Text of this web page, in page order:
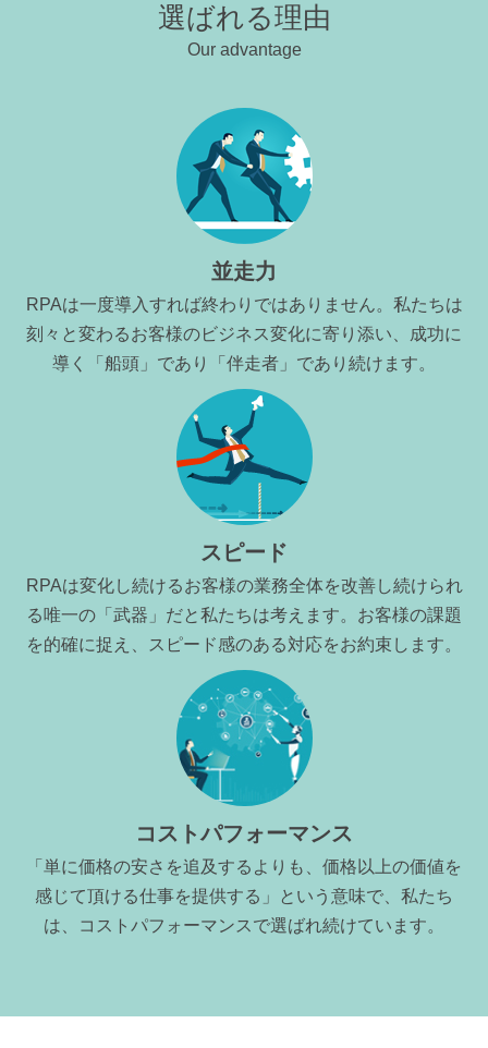
選ばれる理由
Our advantage
並走力
RPAは一度導入すれば終わりではありません。私たちは
刻々と変わるお客様のビジネス変化に寄り添い、成功に
導く「船頭」であり「伴走者」であり続けます。
スピード
RPAは変化し続けるお客様の業務全体を改善し続けられ
る唯一の「武器」だと私たちは考えます。お客様の課題
を的確に捉え、スピード感のある対応をお約束します。
コストパフォーマンス
「単に価格の安さを追及するよりも、価格以上の価値を
感じて頂ける仕事を提供する」という意味で、私たち
は、コストパフォーマンスで選ばれ続けています。